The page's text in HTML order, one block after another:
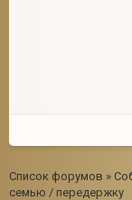
Список форумов »
семью / передержку